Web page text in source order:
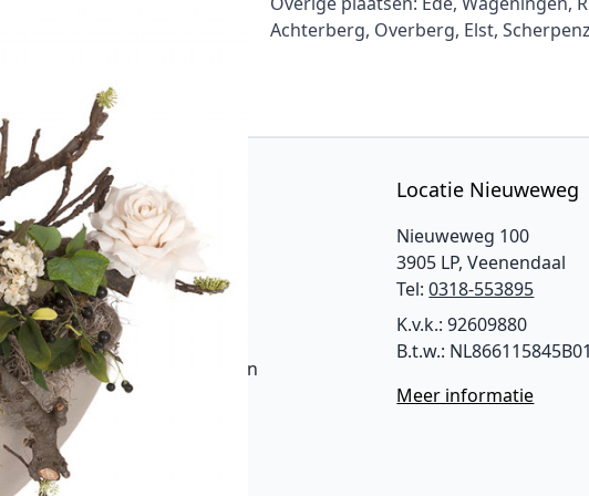
Achterberg, Overberg, Elst,
al uw
en
Categoriën
Boeketten
Bloemstukken
Rouwbloemen
Bruidsboeketten
Locatie Nieuweweg
Nieuweweg 100
3905 LP, Veenendaal
Tel:0318-553895
K.v.k.: 92609880
B.t.w.: NL866115845B01
Meer informatie